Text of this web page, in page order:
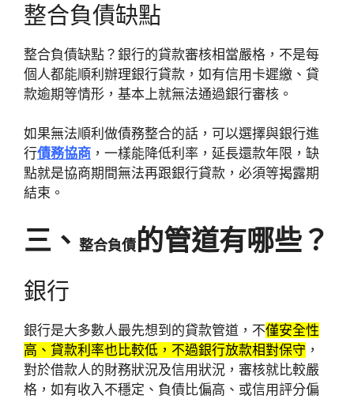
整合負債缺點
整合負債缺點？銀行的貸款審核相當嚴格，不是每
個人都能順利辦理銀行貸款，如有信用卡遲繳、貸
款逾期等情形，基本上就無法通過銀行審核。
如果無法順利做債務整合的話，可以選擇與銀行進
行債務協商 ，一樣能降低利率，延長還款年限，缺
點就是協商期間無法再跟銀行貸款，必須等揭露期
結束。
三、 整合負債的管道有哪些？
銀行
銀行是大多數人最先想到的貸款管道，不僅安全性
高、貸款利率也比較低，不過銀行放款相對保守 ，
對於借款人的財務狀況及信用狀況，審核就比較嚴
格，如有收入不穩定、負債比偏高、或信用評分偏